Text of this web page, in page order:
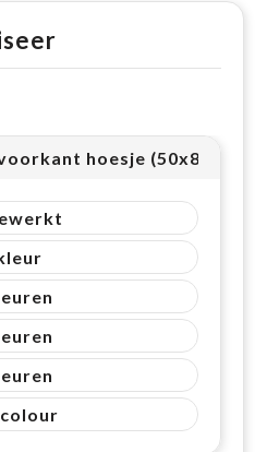
hoesje (50x80mm